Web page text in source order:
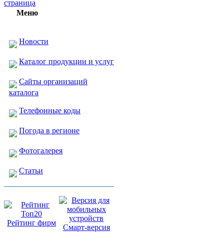
страница
Меню
Новости
Каталог продукции и услуг
Сайты организаций
каталога
Телефонные коды
Погода в регионе
Фотогалерея
Статьи
Рейтинг фирм
Смарт-версия